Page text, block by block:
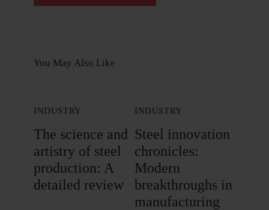
You May Also Like
INDUSTRY
The science and
artistry of steel
production: A
detailed review
INDUSTRY
Steel innovation
chronicles:
Modern
breakthroughs in
manufacturing